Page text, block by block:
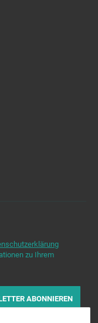
zu Ihrem
ABONNIEREN